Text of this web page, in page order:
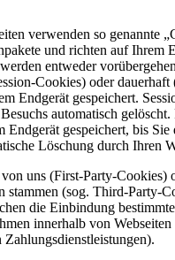
verwenden so genannte
und richten auf Ihrem
entweder
Cookies) oder dauerhaft
Endgerät gespeichert.
automatisch
Endgerät gespeichert, bis Sie
Löschung durch Ihren
uns (First-Party-Cookies)
stammen (sog. Third-Party-
die Einbindung
innerhalb von